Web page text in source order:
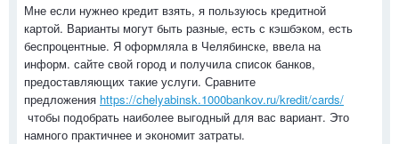
Мне если нужнео кредит взять, я пользуюсь кредитной
картой. Варианты могут быть разные, есть с кэшбэком, есть
беспроцентные. Я оформляла в Челябинске, ввела на
информ. сайте свой город и получила список банков,
предоставляющих такие услуги. Сравните
предложения https://chelyabinsk.1000bankov.ru/kredit/cards/
чтобы подобрать наиболее выгодный для вас вариант. Это
намного практичнее и экономит затраты.